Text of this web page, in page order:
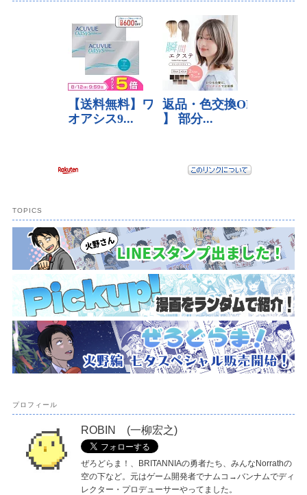
TOPICS
プロフィール
ROBIN (一柳宏之)
ぜろどらま！、BRITANNIAの勇者たち、みんなNorrathの
空の下など。元はゲーム開発者でナムコ→バンナムでディ
レクター・プロデューサーやってました。